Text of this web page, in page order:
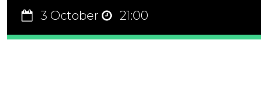
3 October 21:00